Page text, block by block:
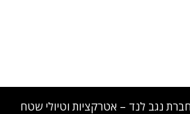
נגב לנד – אטרקציות וטיולי שטח